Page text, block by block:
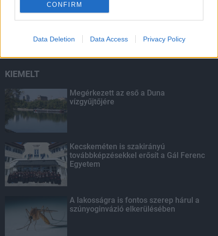
CONFIRM
Data Deletion Data Access Privacy Policy
Amire többmillióan vártunk: szombattól
másodfokúra csökken a riasztás
KIEMELT
Megérkezett az eső a Duna
vízgyűjtőjére
Kecskeméten is szakirányú
továbbképzésekkel erősít a Gál Ferenc
Egyetem
A lakosságra is fontos szerep hárul a
szúnyoginvázió elkerülésében